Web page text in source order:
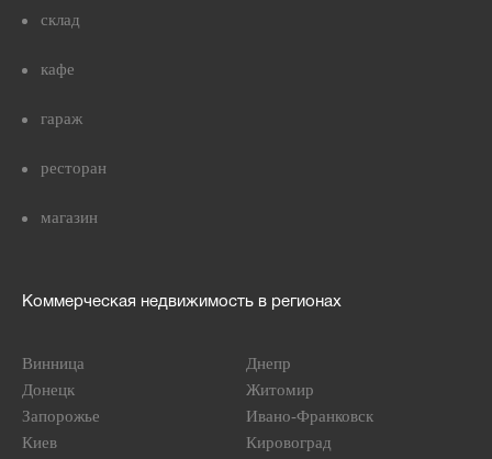
склад
кафе
гараж
ресторан
магазин
Коммерческая недвижимость в регионах
Винница
Днепр
Донецк
Житомир
Запорожье
Ивано-Франковск
Киев
Кировоград